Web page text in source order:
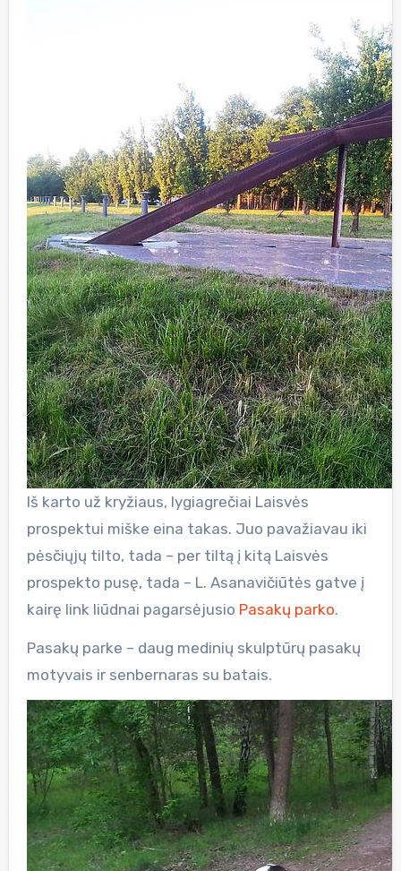
Iš karto už kryžiaus, lygiagrečiai Laisvės
prospektui miške eina takas. Juo pavažiavau iki
pėsčiųjų tilto, tada – per tiltą į kitą Laisvės
prospekto pusę, tada – L. Asanavičiūtės gatve į
kairę link liūdnai pagarsėjusio Pasakų parko.
Pasakų parke – daug medinių skulptūrų pasakų
motyvais ir senbernaras su batais.